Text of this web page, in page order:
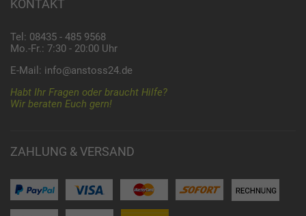
KONTAKT
Tel: 08435 - 485 9568
Mo.-Fr.: 7:30 - 20:00 Uhr
E-Mail: info@anstoss24.de
Habt Ihr Fragen oder braucht Hilfe?
Wir beraten Euch gern!
ZAHLUNG & VERSAND